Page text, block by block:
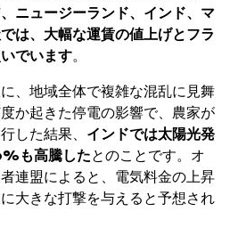
ニュージーランド、インド、マ
は、大幅な運賃の値上げとフラ
でいます。
、地域全体で複雑な混乱に見舞
か起きた停電の影響で、農家が
した結果、 インドでは太陽光発
も高騰したとのことです。オ
連盟によると、電気料金の上昇
大きな打撃を与えると予想され